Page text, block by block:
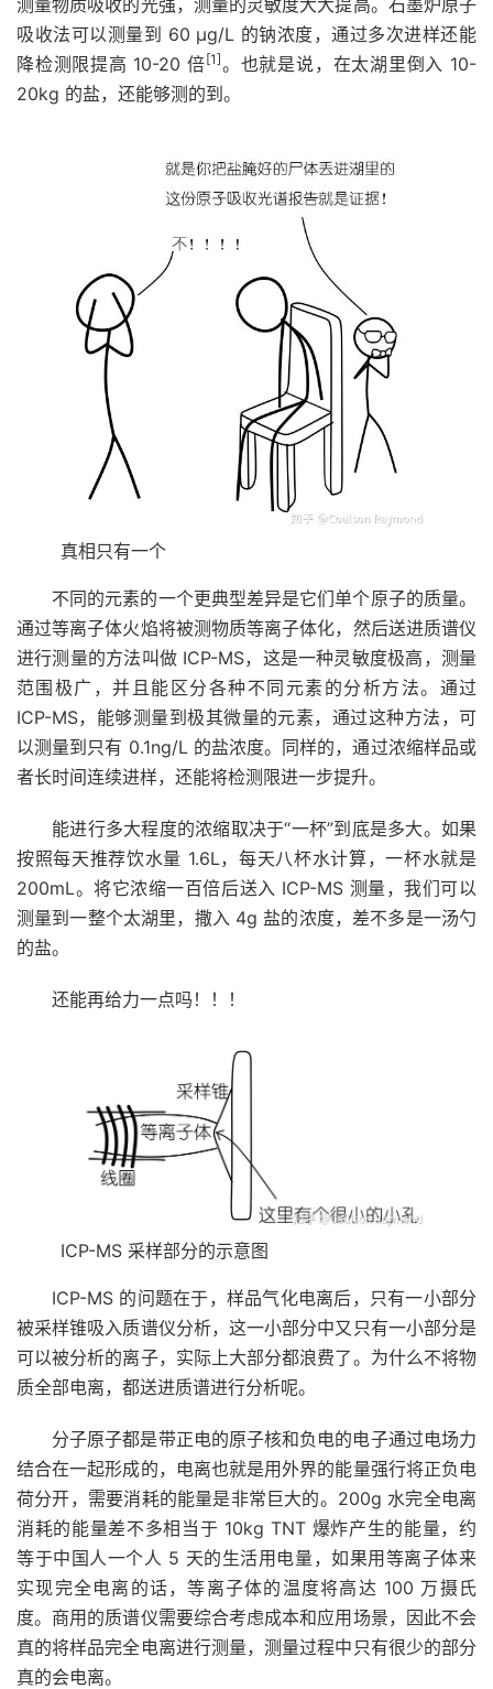
测量物质吸收的光强，测量的灵敏度大大提高。石墨炉原子
吸收法可以测量到 60 μg/L 的钠浓度，通过多次进样还能
降检测限提高 10-20 倍[1]。也就是说，在太湖里倒入 10-
20kg 的盐，还能够测的到。
真相只有一个
不同的元素的一个更典型差异是它们单个原子的质量。
通过等离子体火焰将被测物质等离子体化，然后送进质谱仪
进行测量的方法叫做 ICP-MS，这是一种灵敏度极高，测量
范围极广，并且能区分各种不同元素的分析方法。通过
ICP-MS，能够测量到极其微量的元素，通过这种方法，可
以测量到只有 0.1ng/L 的盐浓度。同样的，通过浓缩样品或
者长时间连续进样，还能将检测限进一步提升。
能进行多大程度的浓缩取决于“一杯”到底是多大。如果
按照每天推荐饮水量 1.6L，每天八杯水计算，一杯水就是
200mL。将它浓缩一百倍后送入 ICP-MS 测量，我们可以
测量到一整个太湖里，撒入 4g 盐的浓度，差不多是一汤勺
的盐。
还能再给力一点吗！！！
ICP-MS 采样部分的示意图
ICP-MS 的问题在于，样品气化电离后，只有一小部分
被采样锥吸入质谱仪分析，这一小部分中又只有一小部分是
可以被分析的离子，实际上大部分都浪费了。为什么不将物
质全部电离，都送进质谱进行分析呢。
分子原子都是带正电的原子核和负电的电子通过电场力
结合在一起形成的，电离也就是用外界的能量强行将正负电
荷分开，需要消耗的能量是非常巨大的。200g 水完全电离
消耗的能量差不多相当于 10kg TNT 爆炸产生的能量，约
等于中国人一个人 5 天的生活用电量，如果用等离子体来
实现完全电离的话，等离子体的温度将高达 100 万摄氏
度。商用的质谱仪需要综合考虑成本和应用场景，因此不会
真的将样品完全电离进行测量，测量过程中只有很少的部分
真的会电离。